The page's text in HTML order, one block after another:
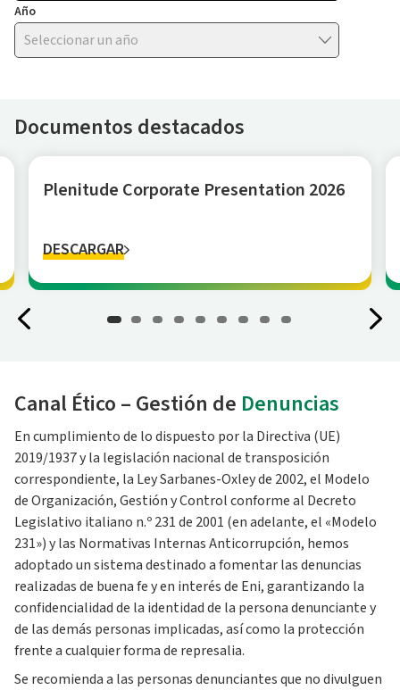
Año
Documentos destacados
Plenitude Corporate Presentation 2026
DESCARGAR
Canal Ético – Gestión de Denuncias
En cumplimiento de lo dispuesto por la Directiva (UE)
2019/1937 y la legislación nacional de transposición
correspondiente, la Ley Sarbanes-Oxley de 2002, el Modelo
de Organización, Gestión y Control conforme al Decreto
Legislativo italiano n.º 231 de 2001 (en adelante, el «Modelo
231») y las Normativas Internas Anticorrupción, hemos
adoptado un sistema destinado a fomentar las denuncias
realizadas de buena fe y en interés de Eni, garantizando la
confidencialidad de la identidad de la persona denunciante y
de las demás personas implicadas, así como la protección
frente a cualquier forma de represalia.
Se recomienda a las personas denunciantes que no divulguen